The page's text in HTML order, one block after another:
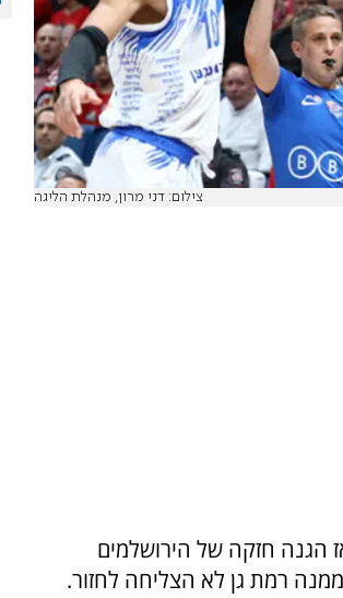
צילום: דני מרון, מנהלת הליגה
הרבע השני, אך אז הגנה חזקה של הירושלמים